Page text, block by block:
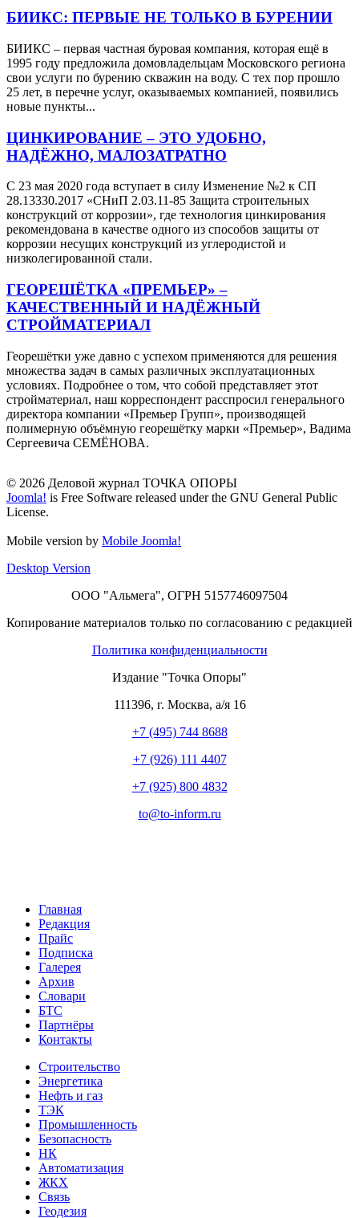
БИИКС: ПЕРВЫЕ НЕ ТОЛЬКО В БУРЕНИИ
БИИКС – первая частная буровая компания, которая ещё в
1995 году предложила домовладельцам Московского региона
свои услуги по бурению скважин на воду. С тех пор прошло
25 лет, в перечне услуг, оказываемых компанией, появились
новые пункты...
ЦИНКИРОВАНИЕ – ЭТО УДОБНО,
НАДЁЖНО, МАЛОЗАТРАТНО
С 23 мая 2020 года вступает в силу Изменение №2 к СП
28.13330.2017 «СНиП 2.03.11-85 Защита строительных
конструкций от коррозии», где технология цинкирования
рекомендована в качестве одного из способов защиты от
коррозии несущих конструкций из углеродистой и
низколегированной стали.
ГЕОРЕШЁТКА «ПРЕМЬЕР» –
КАЧЕСТВЕННЫЙ И НАДЁЖНЫЙ
СТРОЙМАТЕРИАЛ
Георешётки уже давно с успехом применяются для решения
множества задач в самых различных эксплуатационных
условиях. Подробнее о том, что собой представляет этот
стройматериал, наш корреспондент расспросил генерального
директора компании «Премьер Групп», производящей
полимерную объёмную георешётку марки «Премьер», Вадима
Сергеевича СЕМЁНОВА.
© 2026 Деловой журнал ТОЧКА ОПОРЫ
Joomla! is Free Software released under the GNU General Public
License.
Mobile version by Mobile Joomla!
Desktop Version
ООО "Альмега", ОГРН 5157746097504
Копирование материалов только по согласованию с редакцией
Политика конфиденциальности
Издание "Точка Опоры"
111396, г. Москва, а/я 16
+7 (495) 744 8688
+7 (926) 111 4407
+7 (925) 800 4832
to​@​to-inform.ru
Главная
Редакция
Прайс
Подписка
Галерея
Архив
Словари
БТС
Партнёры
Контакты
Строительство
Энергетика
Нефть и газ
ТЭК
Промышленность
Безопасность
НК
Автоматизация
ЖКХ
Связь
Геодезия